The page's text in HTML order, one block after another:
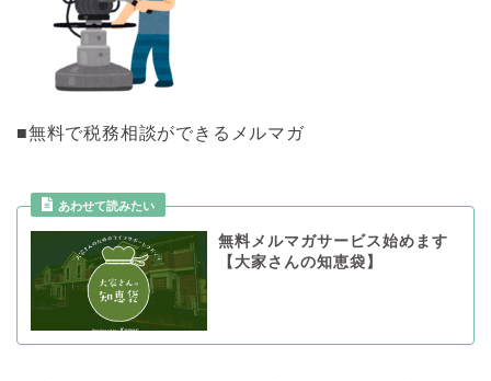
■無料で税務相談ができるメルマガ
あわせて読みたい
無料メルマガサービス始めます
【大家さんの知恵袋】